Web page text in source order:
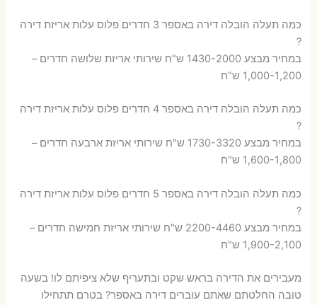
כמה תעלה הובלה דירה באספר 3 חדרים פלוס עלות אריזת דירה
?
במחיר מבצע 1430-2000 ש"ח שירותי אריזת שלושה חדרים –
1,000-1,200 ש"ח
כמה תעלה הובלה דירה באספר 4 חדרים פלוס עלות אריזת דירה
?
במחיר מבצע 1730-3320 ש"ח שירותי אריזת ארבעה חדרים –
1,600-1,800 ש"ח
כמה תעלה הובלה דירה באספר 5 חדרים פלוס עלות אריזת דירה
?
במחיר מבצע 2200-4460 ש"ח שירותי אריזת חמישה חדרים –
1,900-2,100 ש"ח
מעבירים את הדירה בראש שקט ובתעריף שלא ציפיתם לו! בשעה
טובה החלטתם שאתם עוברים דירה באספר? בטרם תתחילו